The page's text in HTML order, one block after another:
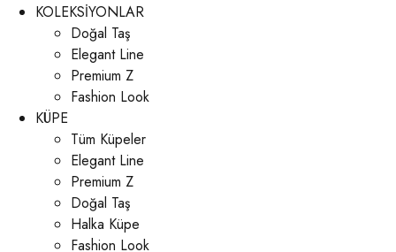
KOLEKSİYONLAR
Doğal Taş
Elegant Line
Premium Z
Fashion Look
KÜPE
Tüm Küpeler
Elegant Line
Premium Z
Doğal Taş
Halka Küpe
Fashion Look